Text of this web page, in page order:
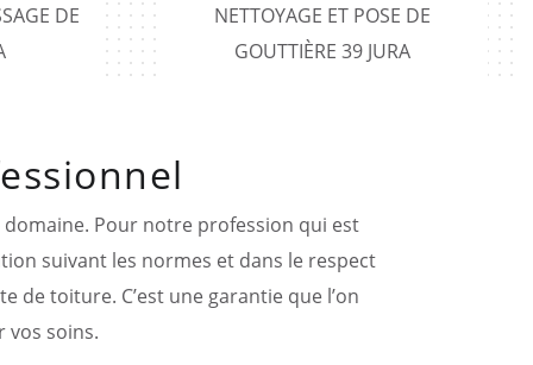
DE
NETTOYAGE ET POSE DE
GOUTTIÈRE 39 JURA
domaine. Pour notre profession qui est
suivant les normes et dans le respect
toiture. C’est une garantie que l’on
vos soins.